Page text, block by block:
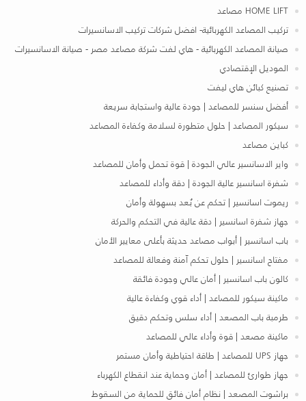
HOME LIFT مصاعد
تركيب المصاعد الكهربائية- افضل شركات تركيب الاسانسيرات
صيانة المصاعد الكهربائية - هاي لفت شركة مصاعد مصر - صيانة الاسانسيرات
الموديل الإقتصادي
تصنيع كبائن هاي ليفت
أفضل سنسر للمصاعد | جودة عالية واستجابة سريعة
سيكور المصاعد | حلول متطورة لسلامة وكفاءة المصاعد
كباين مصاعد
واير الاسانسير عالي الجودة | قوة تحمل وأمان للمصاعد
شفرة اسانسير عالية الجودة | دقة وأداء للمصاعد
ريموت اسانسير | تحكم عن بُعد بسهولة وأمان
جهاز شفرة اسانسير | دقة عالية في التحكم والحركة
باب اسانسير | أبواب مصاعد حديثة بأعلى معايير الأمان
مفتاح اسانسير | حلول تحكم آمنة وفعالة للمصاعد
كالون باب اسانسير | أمان عالي وجودة فائقة
ماكينة سيكور للمصاعد | أداء قوي وكفاءة عالية
طرمبة باب المصعد | أداء سلس وتحكم دقيق
ماكينة مصعد | قوة وأداء عالي للمصاعد
جهاز UPS للمصاعد | طاقة احتياطية وأمان مستمر
جهاز طوارئ للمصاعد | أمان وحماية عند انقطاع الكهرباء
براشوت المصعد | نظام أمان فائق للحماية من السقوط